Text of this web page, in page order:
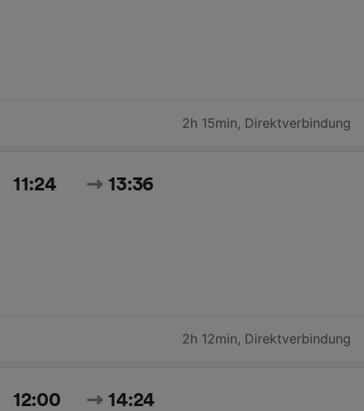
2h 15min, Direktverbindung
11:24 13:36
2h 12min, Direktverbindung
12:00 14:24